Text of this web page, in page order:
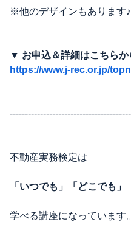
※他のデザインもあります♪
▼ お申込＆詳細はこちらか
https://www.j-rec.or.jp/
不動産実務検定は
「いつでも」「どこでも」
学べる講座になっています。